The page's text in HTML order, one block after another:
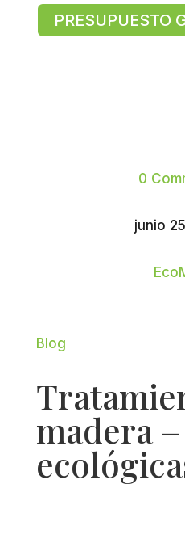
PRESUPUESTO
0
junio
Blog
madera –